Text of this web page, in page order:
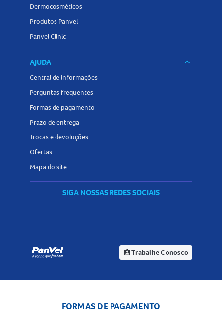
Dermocosméticos
Produtos Panvel
Panvel Clinic
AJUDA keyboard_arrow_down
Central de informações
Perguntas frequentes
Formas de pagamento
Prazo de entrega
Trocas e devoluções
Ofertas
Mapa do site
SIGA NOSSAS REDES SOCIAIS
assignment_indTrabalhe Conosco
FORMAS DE PAGAMENTO